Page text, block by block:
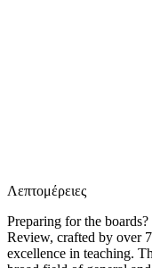
Λεπτομέρειες
Preparing for the
Review, crafted by over
excellence in teaching.